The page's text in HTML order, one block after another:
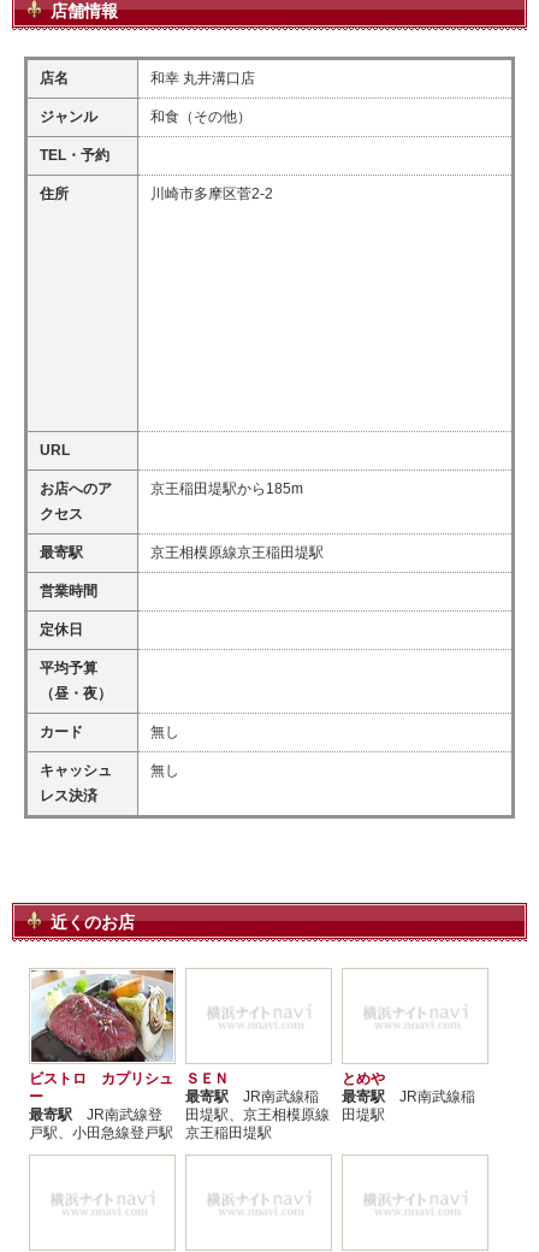
店舗情報
店名 和幸 丸井溝口店
ジャンル 和食（その他）
TEL・予約
住所 川崎市多摩区菅2-2
URL
お店へのア
クセス
京王稲田堤駅から185m
最寄駅 京王相模原線京王稲田堤駅
営業時間
定休日
平均予算
（昼・夜）
カード 無し
キャッシュ
レス決済
無し
近くのお店
ビストロ カプリシュ
ー
最寄駅 JR南武線登
戸駅、小田急線登戸駅
ＳＥＮ
最寄駅 JR南武線稲
田堤駅、京王相模原線
京王稲田堤駅
とめや
最寄駅 JR南武線稲
田堤駅